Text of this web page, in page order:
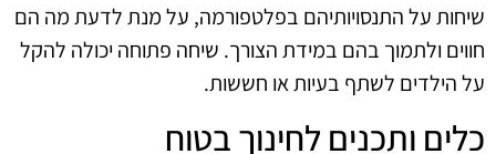
שיחות על התנסויותיהם בפלטפורמה, על מנת לדעת מה הם
חווים ולתמוך בהם במידת הצורך. שיחה פתוחה יכולה להקל
על הילדים לשתף בעיות או חששות.
כלים ותכנים לחינוך בטוח